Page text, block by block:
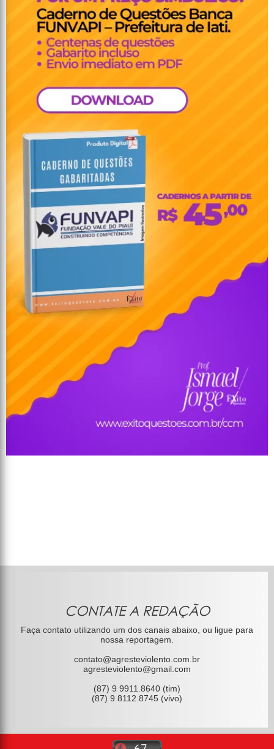
CONTATE A REDAÇÃO
Faça contato utilizando um dos canais abaixo, ou ligue para
nossa reportagem.
contato@agresteviolento.com.br
agresteviolento@gmail.com
(87) 9 9911.8640 (tim)
(87) 9 8112.8745 (vivo)